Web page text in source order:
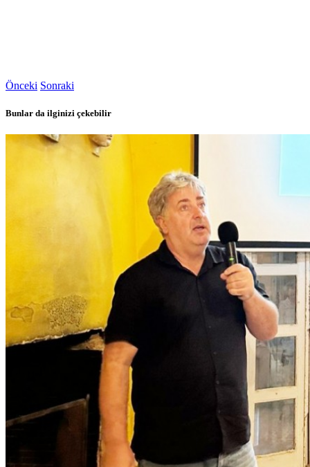
Önceki Sonraki
Bunlar da ilginizi çekebilir